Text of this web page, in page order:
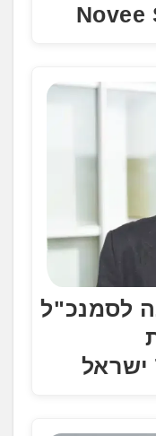
לסמנכ"ל